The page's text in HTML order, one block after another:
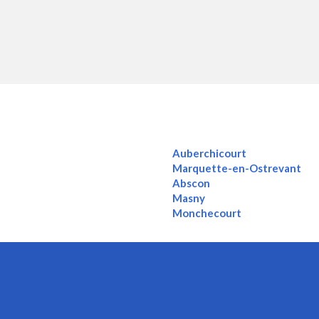
Auberchicourt
Marquette-en-Ostrevant
Abscon
Masny
Monchecourt